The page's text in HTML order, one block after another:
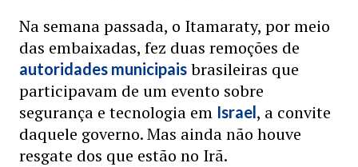
Na semana passada, o Itamaraty, por meio
das embaixadas, fez duas remoções de
autoridades municipais brasileiras que
participavam de um evento sobre
segurança e tecnologia em Israel, a convite
daquele governo. Mas ainda não houve
resgate dos que estão no Irã.